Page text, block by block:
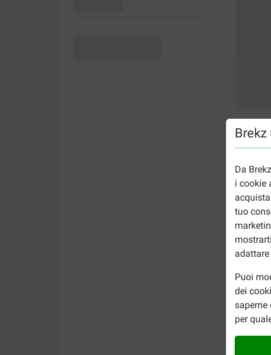
Brekz
Da
i cookie
tuo
Puoi
dei
per